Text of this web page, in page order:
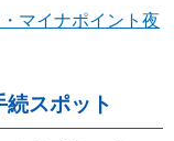
マイナポイント夜
スポット